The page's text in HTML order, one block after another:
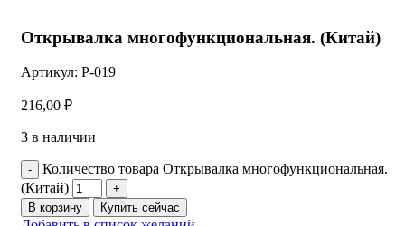
Открывалка многофункциональная. (Китай)
Артикул: P-019
216,00 ₽
3 в наличии
Количество товара Открывалка многофункциональная.
(Китай)
В корзину Купить сейчас